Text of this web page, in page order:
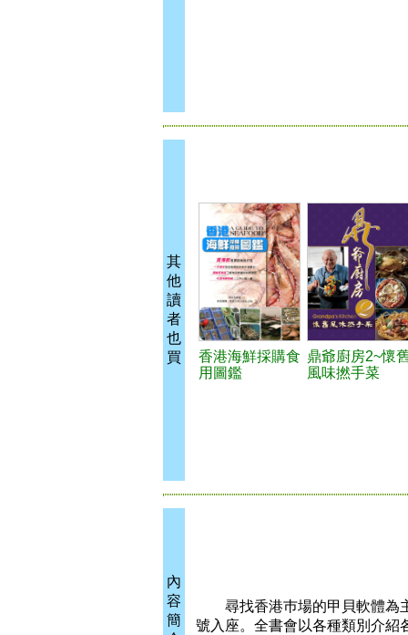
其
他
讀
者
也
買
香港海鮮採購食
用圖鑑
鼎爺廚房2~懷
風味撚手菜
內
容
簡
尋找香港巿場的甲貝軟體為主
號入座。全書會以各種類別介紹